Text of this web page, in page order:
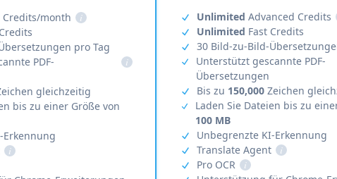
Credits/month
i
pro Tag
PDF-
i
gleichzeitig
bis zu einer Größe von
Erkennung
i
Unlimited Advanced Credits
Unlimited Fast Credits
30 Bild-zu-Bild-
Unterstützt gescannte PDF-
Übersetzungen
Bis zu 150,000Zeichen
Laden Sie Dateien bis zu
100 MB
Unbegrenzte KI-Erkennung
Translate Agent
i
Pro OCR
i